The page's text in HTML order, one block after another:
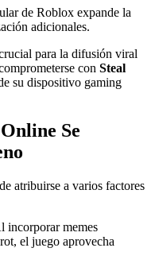
de Roblox expande la
adicionales.
para la difusión viral
con Steal
su dispositivo gaming
Se
atribuirse a varios factores
incorporar memes
el juego aprovecha